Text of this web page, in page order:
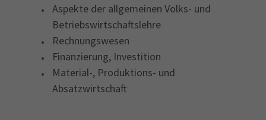
Aspekte der allgemeinen Volks- und
Betriebswirtschaftslehre
Rechnungswesen
Finanzierung, Investition
Material-, Produktions- und
Absatzwirtschaft